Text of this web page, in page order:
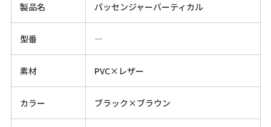
製品名 パッセンジャーバーティカル
型番 ―
素材 PVC×レザー
カラー ブラック×ブラウン